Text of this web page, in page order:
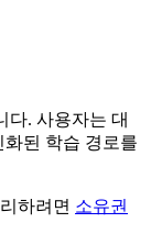
다. 사용자는 대
된 학습 경로를
하려면 소유권